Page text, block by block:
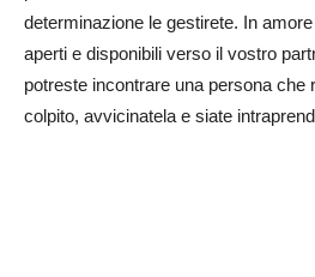
determinazione le gestirete. In
aperti e disponibili verso il vostro
potreste incontrare una persona che
colpito, avvicinatela e siate